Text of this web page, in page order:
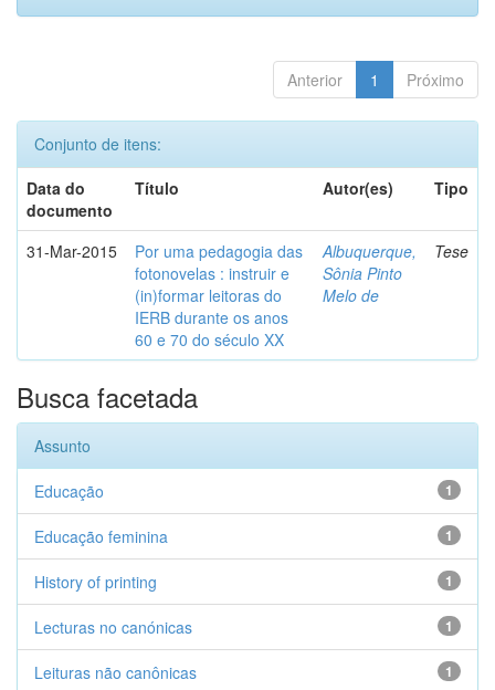
Anterior 1 Próximo
Conjunto de itens:
Data do
documento
Título Autor(es) Tipo
31-Mar-2015
Por uma pedagogia das
fotonovelas : instruir e
(in)formar leitoras do
IERB durante os anos
60 e 70 do século XX
Albuquerque,
Sônia Pinto
Melo de
Tese
Busca facetada
Assunto
1
Educação
1
Educação feminina
1
History of printing
1
Lecturas no canónicas
1
Leituras não canônicas